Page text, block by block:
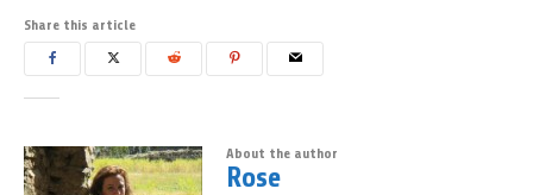
Share this article
About the author
Rose